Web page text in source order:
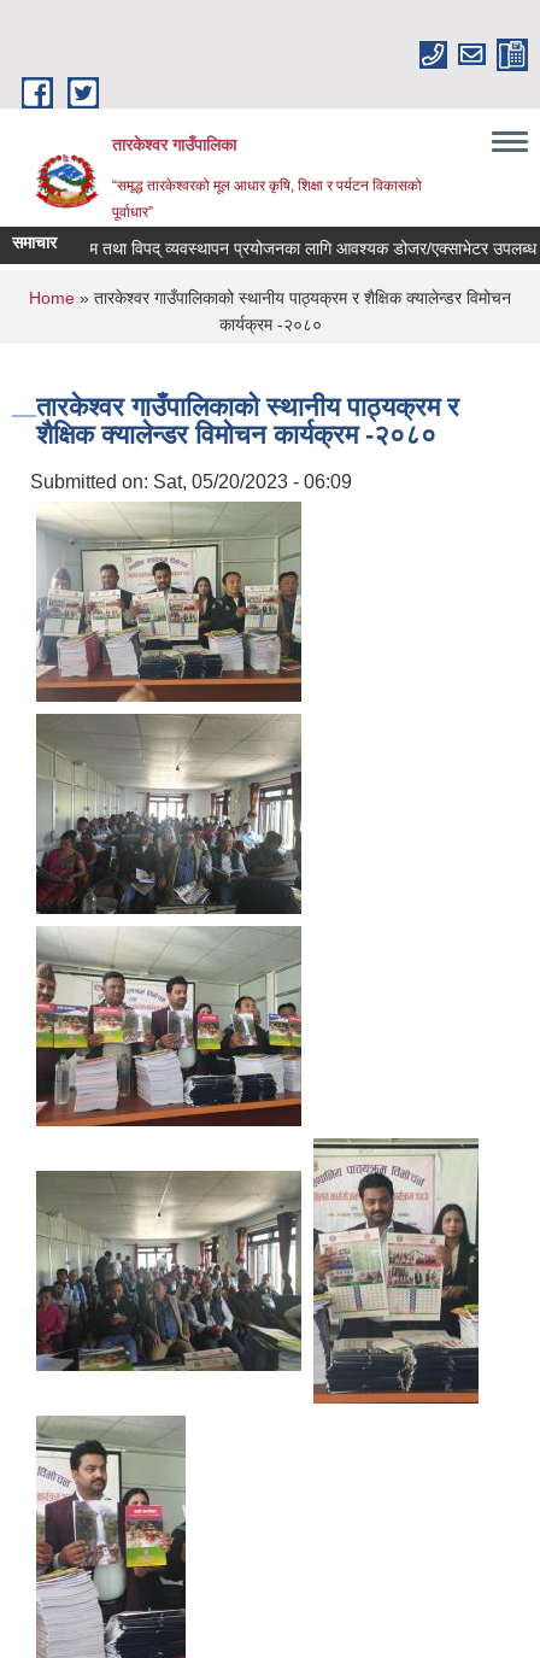
तारकेश्वर गाउँपालिका
“समृद्ध तारकेश्वरको मूल आधार कृषि, शिक्षा र पर्यटन विकासको
पूर्वाधार”
समाचार
वर्षायाम तथा विपद् व्यवस्थापन प्रयोजनका लागि आवश्यक डोजर/एक्साभेटर उपलब्ध
You are here
Home » तारकेश्वर गाउँपालिकाको स्थानीय पाठ्यक्रम र शैक्षिक क्यालेन्डर विमोचन
कार्यक्रम -२०८०
तारकेश्वर गाउँपालिकाको स्थानीय पाठ्यक्रम र
शैक्षिक क्यालेन्डर विमोचन कार्यक्रम -२०८०
Submitted on: Sat, 05/20/2023 - 06:09